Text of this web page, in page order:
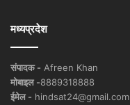
मध्यप्रदेश
संपादक - Afreen Khan
मोबाइल -8889318888
ईमेल - hindsat24@gmail.com